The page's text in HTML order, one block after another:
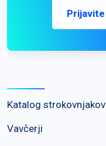
Katalog strokovnjakov
Vavčerji